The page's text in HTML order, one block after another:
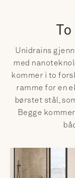
Unidrains
med
kommer i to
ramme for en
børstet stål,
Begge